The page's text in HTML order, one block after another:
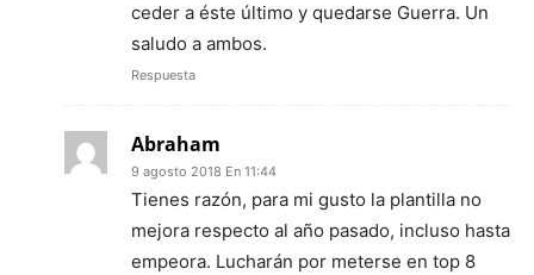
ceder a éste último y quedarse Guerra. Un
saludo a ambos.
Respuesta
Abraham
9 agosto 2018 En 11:44
Tienes razón, para mi gusto la plantilla no
mejora respecto al año pasado, incluso hasta
empeora. Lucharán por meterse en top 8